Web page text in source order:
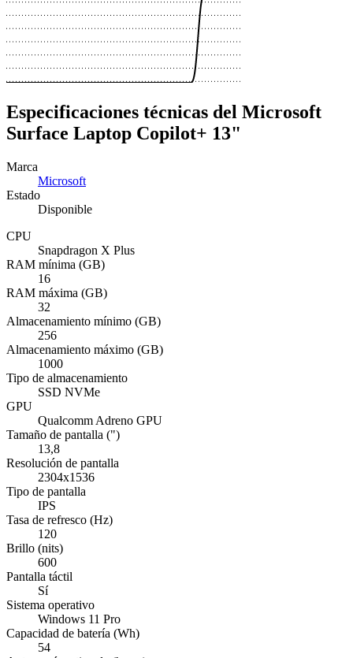
Especificaciones técnicas del Microsoft
Surface Laptop Copilot+ 13"
Marca
Microsoft
Estado
Disponible
CPU
Snapdragon X Plus
RAM mínima (GB)
16
RAM máxima (GB)
32
Almacenamiento mínimo (GB)
256
Almacenamiento máximo (GB)
1000
Tipo de almacenamiento
SSD NVMe
GPU
Qualcomm Adreno GPU
Tamaño de pantalla (")
13,8
Resolución de pantalla
2304x1536
Tipo de pantalla
IPS
Tasa de refresco (Hz)
120
Brillo (nits)
600
Pantalla táctil
Sí
Sistema operativo
Windows 11 Pro
Capacidad de batería (Wh)
54